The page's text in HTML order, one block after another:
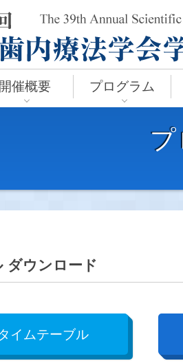
開催概要 プログラム
ダウンロード
イムテーブル